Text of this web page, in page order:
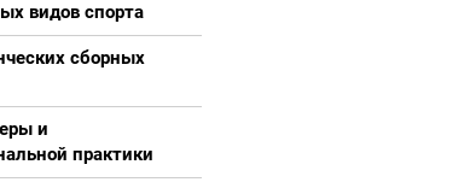
видов спорта
сборных
и
практики